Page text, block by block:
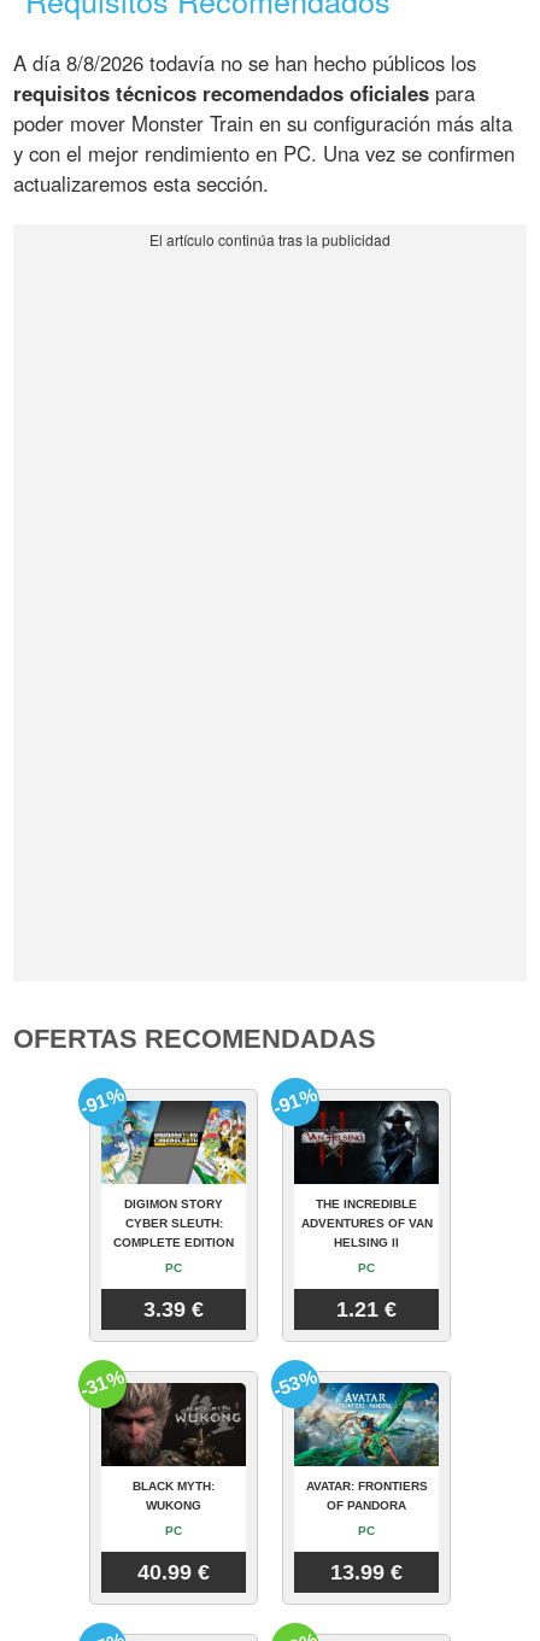
A día 8/8/2026 todavía no se han hecho públicos los
requisitos técnicos recomendados oficiales para
poder mover Monster Train en su configuración más alta
y con el mejor rendimiento en PC. Una vez se confirmen
actualizaremos esta sección.
OFERTAS RECOMENDADAS
DIGIMON STORY
CYBER SLEUTH:
COMPLETE EDITION
PC
3.39 €
-91%
THE INCREDIBLE
ADVENTURES OF VAN
HELSING II
PC
1.21 €
-91%
BLACK MYTH:
WUKONG
PC
40.99 €
-31%
AVATAR: FRONTIERS
OF PANDORA
PC
13.99 €
-53%